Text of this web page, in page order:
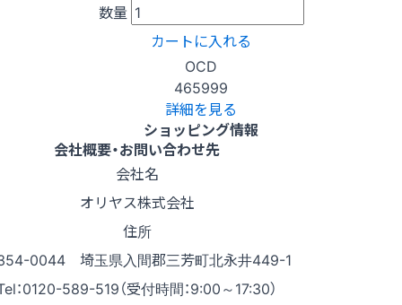
数量
カートに入れる
OCD
465999
詳細を見る
ショッピング情報
会社概要・お問い合わせ先
会社名
オリヤス株式会社
住所
0044 埼玉県入間郡三芳町北永井449-1
：0120-589-519（受付時間：9:00～17:30）